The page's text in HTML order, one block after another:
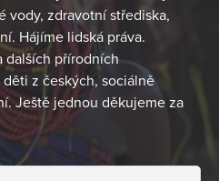
vody, zdravotní střediska,
Hájíme lidská práva.
dalších přírodních
z českých, sociálně
Ještě jednou děkujeme za